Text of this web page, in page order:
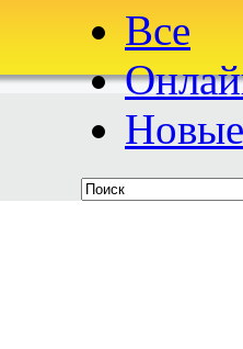
Все
Новые